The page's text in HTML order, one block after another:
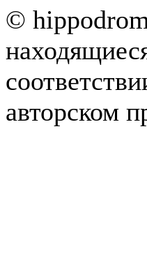
©
авторском